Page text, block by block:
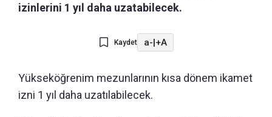
izinlerini 1 yıl daha uzatabilecek.
Kaydet a-|+A
Yükseköğrenim mezunlarının kısa dönem ikamet
izni 1 yıl daha uzatılabilecek.